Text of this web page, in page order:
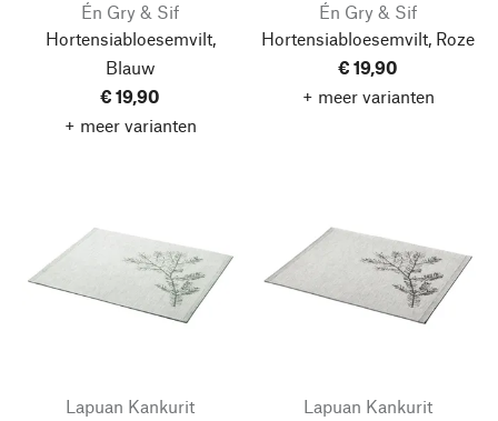
Én Gry & Sif
Hortensiabloesemvilt,
Blauw
€ 19,90
+ meer varianten
Én Gry & Sif
Hortensiabloesemvilt, Roze
€ 19,90
+ meer varianten
Lapuan Kankurit
Lapuan Kankurit